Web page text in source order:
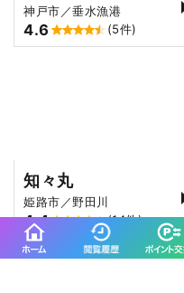
神戸市／垂水漁港
4.6 (5件)
知々丸
姫路市／野田川
4.4 (14件)